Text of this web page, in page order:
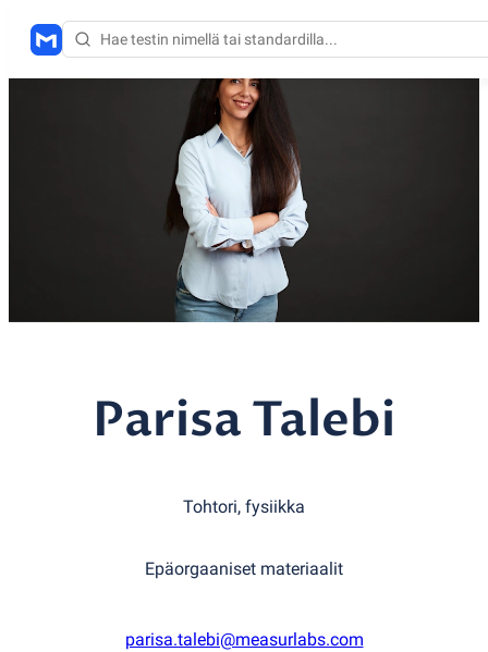
Parisa Talebi
Tohtori, fysiikka
Epäorgaaniset materiaalit
parisa.talebi@measurlabs.com